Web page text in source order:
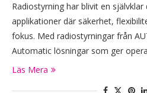
Radiostyrning har blivit en
applikationer där säkerhet,
fokus. Med radiostyrningar från
Automatic lösningar som ger
Läs Mera